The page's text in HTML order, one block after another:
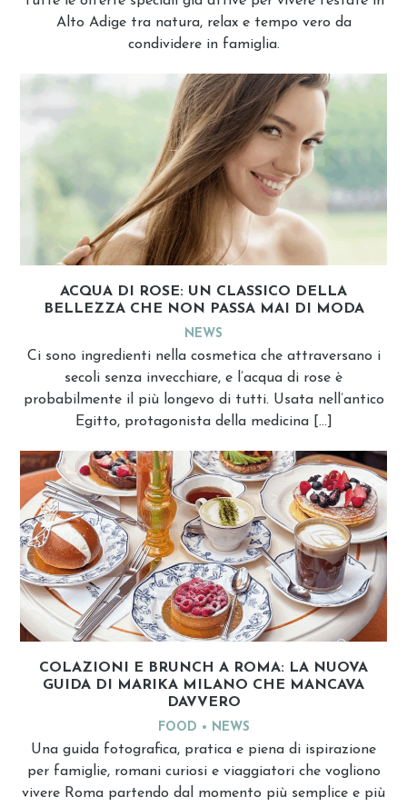
Alto Adige tra natura, relax e tempo vero da
condividere in famiglia.
ACQUA DI ROSE: UN CLASSICO DELLA
BELLEZZA CHE NON PASSA MAI DI MODA
NEWS
Ci sono ingredienti nella cosmetica che attraversano i
secoli senza invecchiare, e l’acqua di rose è
probabilmente il più longevo di tutti. Usata nell’antico
Egitto, protagonista della medicina […]
COLAZIONI E BRUNCH A ROMA: LA NUOVA
GUIDA DI MARIKA MILANO CHE MANCAVA
DAVVERO
FOOD NEWS
Una guida fotografica, pratica e piena di ispirazione
per famiglie, romani curiosi e viaggiatori che vogliono
vivere Roma partendo dal momento più semplice e più